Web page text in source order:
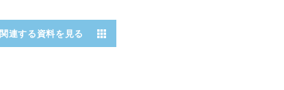
関連する資料を見る